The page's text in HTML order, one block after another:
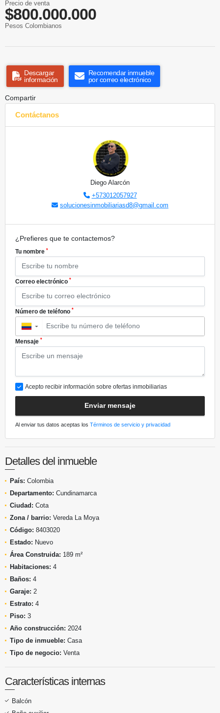
Precio de venta
$800.000.000
Pesos Colombianos
Descargar
información
Recomendar inmueble
por correo electrónico
Compartir
Contáctanos
Diego Alarcón
+573012057927
solucionesinmobiliariasd8@gmail.com
¿Prefieres que te contactemos?
Tu nombre *
Correo electrónico *
Número de teléfono *
▼
Mensaje *
Acepto recibir información sobre ofertas inmobiliarias
Enviar mensaje
Al enviar tus datos aceptas los Términos de servicio y privacidad
Detalles del inmueble
País: Colombia
Departamento: Cundinamarca
Ciudad: Cota
Zona / barrio: Vereda La Moya
Código: 8403020
Estado: Nuevo
Área Construida: 189 m²
Habitaciones: 4
Baños: 4
Garaje: 2
Estrato: 4
Piso: 3
Año construcción: 2024
Tipo de inmueble: Casa
Tipo de negocio: Venta
Características internas
Balcón